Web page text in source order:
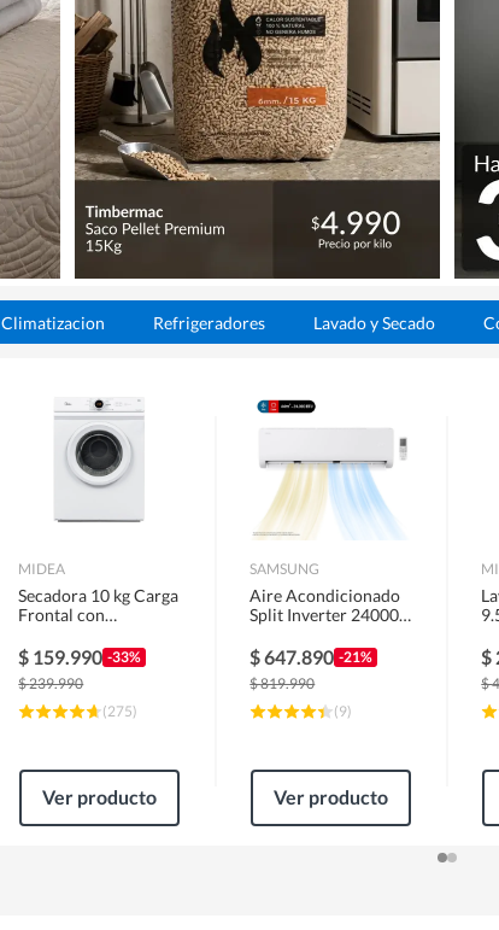
Climatizacion Refrigeradores Lavado y Secado
MIDEA
Secadora 10 kg Carga
Frontal con
MD100A100/W2
$ 159.990 -33%
$239.990
(275)
Ver producto
SAMSUNG
Aire Acondicionado
Split Inverter 24000
$647.890 -21%
$819.990
(9)
Ver producto
$
$